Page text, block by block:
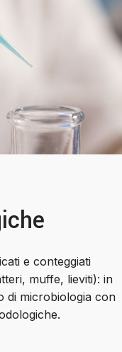
e conteggiati
muffe, lieviti): in
di microbiologia con